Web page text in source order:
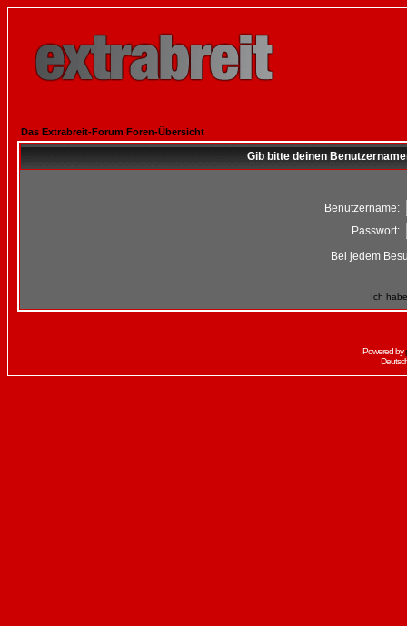
Das Extrabreit-Forum Foren-Übersicht
Gib bitte deinen
Benutzername:
Passwort:
Bei jedem
Ich
Powered by